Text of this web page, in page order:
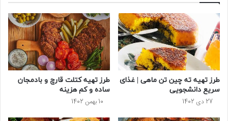
طرز تهیه ته چین تن ماهی | غذای
سریع دانشجویی
27 دی 1402
طرز تهیه کتلت قارچ و بادمجان
ساده و کم هزینه
10 بهمن 1402